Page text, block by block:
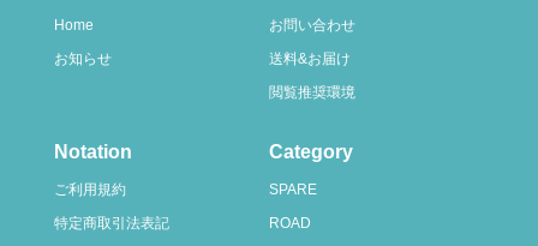
Home
お知らせ
お問い合わせ
送料&お届け
閲覧推奨環境
Notation
ご利用規約
特定商取引法表記
Category
SPARE
ROAD